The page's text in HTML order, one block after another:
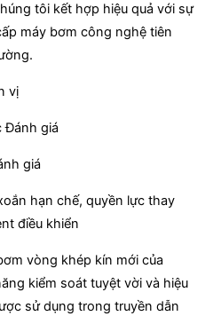
tôi kết hợp hiệu quả với sự
máy bơm công nghệ tiên
vị
Đánh giá
giá
hạn chế, quyền lực thay
điều khiển
vòng khép kín mới của
kiểm soát tuyệt vời và hiệu
sử dụng trong truyền dẫn